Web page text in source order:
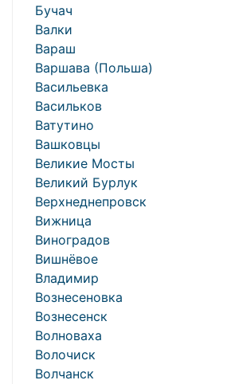
Бучач
Валки
Вараш
Варшава (Польша)
Васильевка
Васильков
Ватутино
Вашковцы
Великие Мосты
Великий Бурлук
Верхнеднепровск
Вижница
Виноградов
Вишнёвое
Владимир
Вознесеновка
Вознесенск
Волноваха
Волочиск
Волчанск